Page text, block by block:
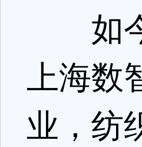
如今
上海
业，纺